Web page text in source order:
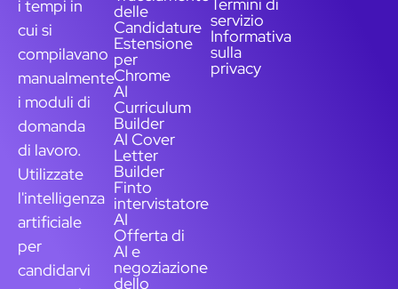
i tempi in
cui si
compilavano
manualmente
i moduli di
domanda
di lavoro.
Utilizzate
l'intelligenza
artificiale
per
candidarvi
delle
Candidature
Estensione
per
Chrome
AI
Curriculum
Builder
AI Cover
Letter
Builder
Finto
intervistatore
AI
Offerta di
AI e
negoziazione
dello
servizio
Informativa
sulla
privacy